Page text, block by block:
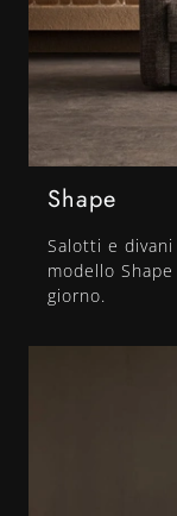
Shape
Salotti e
modello
giorno.